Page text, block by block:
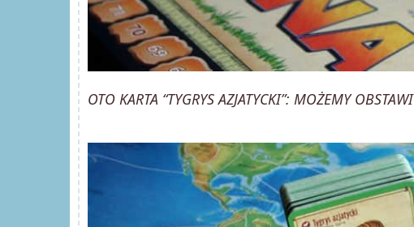
OTO KARTA “TYGRYS AZJATYCKI”: MOŻEMY